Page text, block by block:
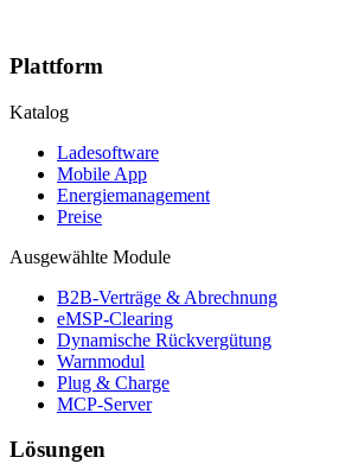
Plattform
Katalog
Ladesoftware
Mobile App
Energiemanagement
Preise
Ausgewählte Module
B2B-Verträge & Abrechnung
eMSP-Clearing
Dynamische Rückvergütung
Warnmodul
Plug & Charge
MCP-Server
Lösungen